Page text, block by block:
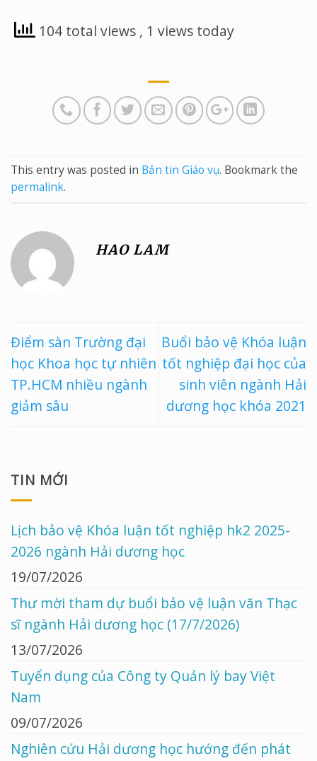
104 total views , 1 views today
This entry was posted in Bản tin Giáo vụ. Bookmark the
permalink.
HAO LAM
Điểm sàn Trường đại
học Khoa học tự nhiên
TP.HCM nhiều ngành
giảm sâu
Buổi bảo vệ Khóa luận
tốt nghiệp đại học của
sinh viên ngành Hải
dương học khóa 2021
TIN MỚI
Lịch bảo vệ Khóa luận tốt nghiệp hk2 2025-
2026 ngành Hải dương học
19/07/2026
Thư mời tham dự buổi bảo vệ luận văn Thạc
sĩ ngành Hải dương học (17/7/2026)
13/07/2026
Tuyển dụng của Công ty Quản lý bay Việt
Nam
09/07/2026
Nghiên cứu Hải dương học hướng đến phát